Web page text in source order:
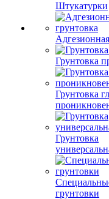
Штукатурки
Грунтовка
Грунтовка
Грунтовка
грунтовки